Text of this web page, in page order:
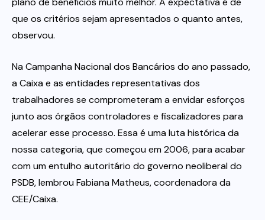
que os critérios sejam apresentados o quanto antes,
observou.
Na Campanha Nacional dos Bancários do ano passado,
a Caixa e as entidades representativas dos
trabalhadores se comprometeram a envidar esforços
junto aos órgãos controladores e fiscalizadores para
acelerar esse processo. Essa é uma luta histórica da
nossa categoria, que começou em 2006, para acabar
com um entulho autoritário do governo neoliberal do
PSDB, lembrou Fabiana Matheus, coordenadora da
CEE/Caixa.